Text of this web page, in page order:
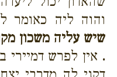
והוה ליה כאומר
שיש עליה משכון
. אין לפרש